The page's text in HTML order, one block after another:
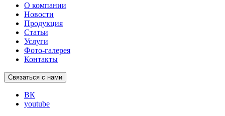
О компании
Новости
Продукция
Статьи
Услуги
Фото-галерея
Контакты
Связаться с нами
ВК
youtube